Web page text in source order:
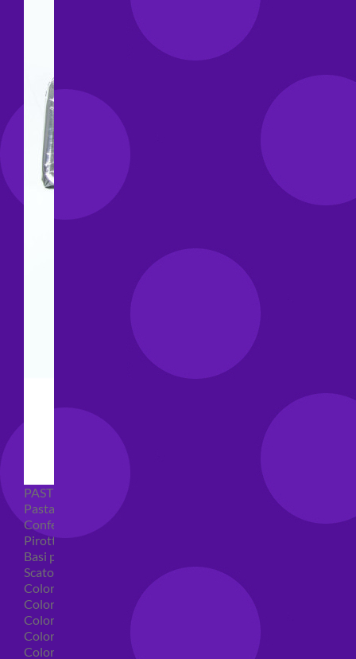
PASTICCERIA
Pasta di zucchero
Confetti
Pirottini
Basi polistirolo per torte
Scatole per torte
Coloranti alimentari
Coloranti alimentari in gel
Colorante alimentare spray
Coloranti alimentari in polvere
Coloranti liquidi